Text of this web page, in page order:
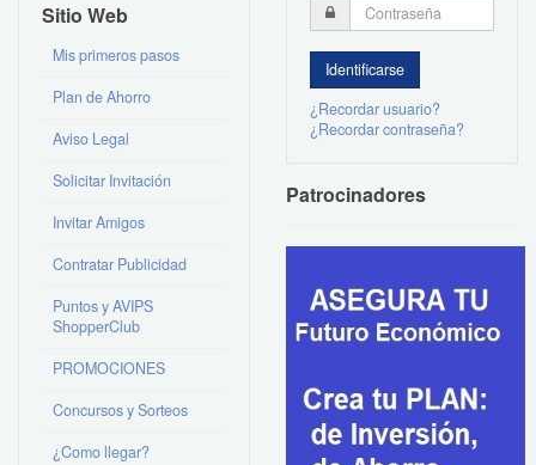
Sitio Web
Mis primeros pasos
Plan de Ahorro
Aviso Legal
Solicitar Invitación
Invitar Amigos
Contratar Publicidad
Puntos y AVIPS
ShopperClub
PROMOCIONES
Concursos y Sorteos
¿Como llegar?
¿Recordar usuario?
¿Recordar contraseña?
Patrocinadores